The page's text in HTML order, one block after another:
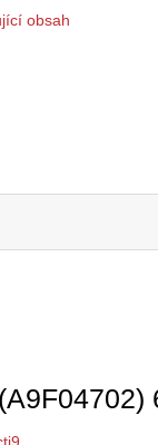
obsah